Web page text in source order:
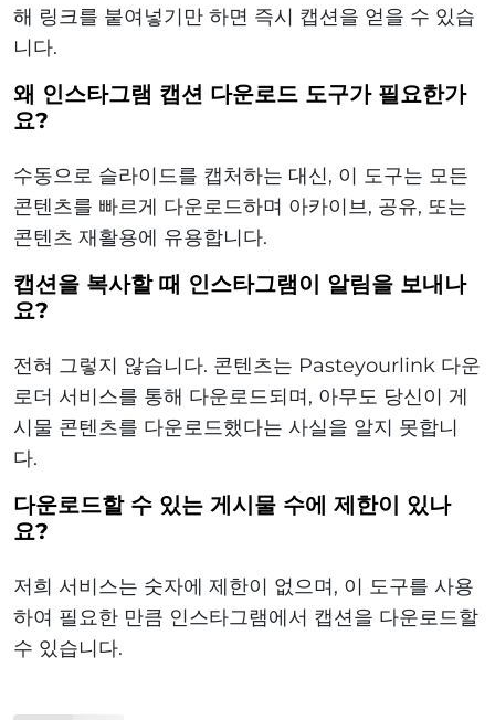
해 링크를 붙여넣기만 하면 즉시 캡션을 얻을 수 있습
니다.
왜 인스타그램 캡션 다운로드 도구가 필요한가
요?
수동으로 슬라이드를 캡처하는 대신, 이 도구는 모든
콘텐츠를 빠르게 다운로드하며 아카이브, 공유, 또는
콘텐츠 재활용에 유용합니다.
캡션을 복사할 때 인스타그램이 알림을 보내나
요?
전혀 그렇지 않습니다. 콘텐츠는 Pasteyourlink 다운
로더 서비스를 통해 다운로드되며, 아무도 당신이 게
시물 콘텐츠를 다운로드했다는 사실을 알지 못합니
다.
다운로드할 수 있는 게시물 수에 제한이 있나
요?
저희 서비스는 숫자에 제한이 없으며, 이 도구를 사용
하여 필요한 만큼 인스타그램에서 캡션을 다운로드할
수 있습니다.